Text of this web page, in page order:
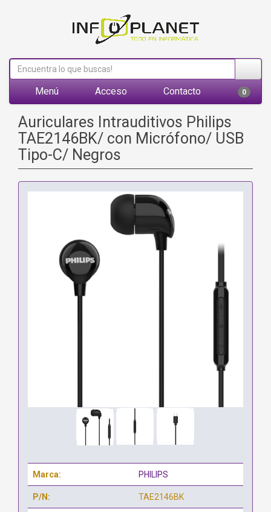
Menú Acceso Contacto 0
Auriculares Intrauditivos Philips
TAE2146BK/ con Micrófono/ USB
Tipo-C/ Negros
Marca: PHILIPS
P/N: TAE2146BK